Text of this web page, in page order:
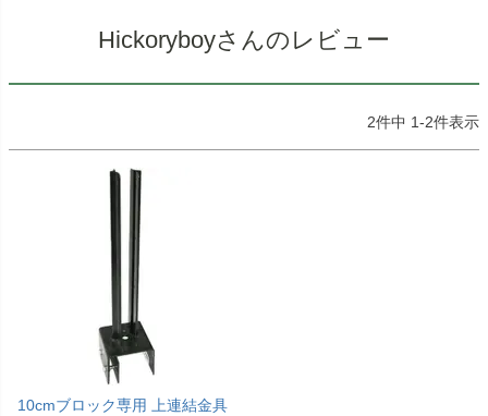
Hickoryboyさんのレビュー
2件中 1-2件表示
10cmブロック専用 上連結金具